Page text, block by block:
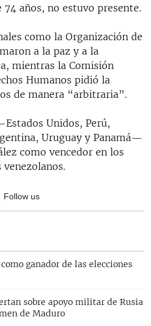
años, no estuvo presente.
como la Organización de
a la paz y a la
mientras la Comisión
Humanos pidió la
de manera “arbitraria”.
Unidos, Perú,
Uruguay y Panamá—
como vencedor en los
Follow us
ganador de las elecciones
sobre apoyo militar de Rusia
de Maduro